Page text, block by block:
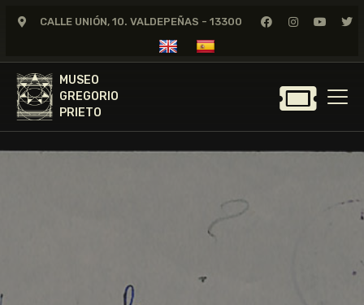
CALLE UNIÓN, 10. VALDEPEÑAS - 13300
MUSEO
GREGORIO
PRIETO
MUSEO
GREGORIO
GREGORIO PRIETO
CERTAMEN DE DIBUJO
NOTICIAS